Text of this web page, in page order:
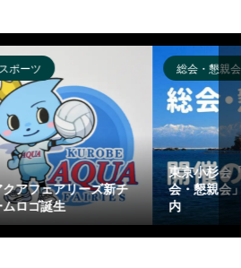
案
東京上市郷友会「第63回
総会・懇親会」開催のご
案内